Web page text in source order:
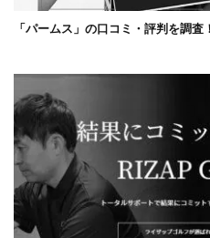
「パームス」の口コミ・評判を調査